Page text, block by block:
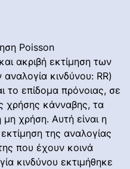
Poisson
ακριβή εκτίμηση των
κινδύνου: RR)
το επίδομα πρόνοιας, σε
χρήσης κάνναβης, τα
χρήση. Αυτή είναι η
της αναλογίας
που έχουν κοινά
κινδύνου εκτιμήθηκε